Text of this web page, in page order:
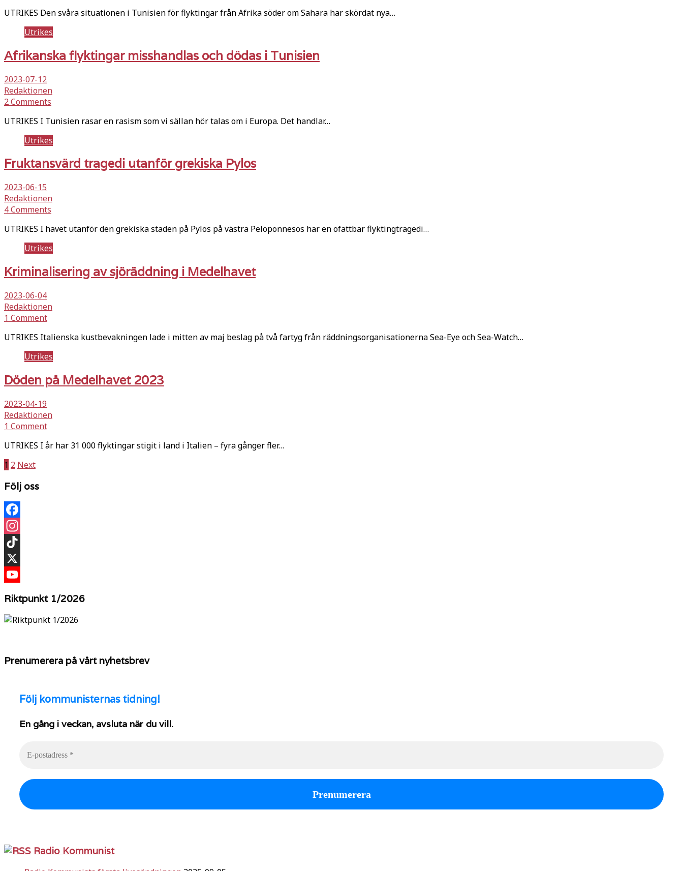
UTRIKES Den svåra situationen i Tunisien för flyktingar från Afrika söder om Sahara har skördat nya…
Utrikes
Afrikanska flyktingar misshandlas och dödas i Tunisien
2023-07-12
Redaktionen
2 Comments
UTRIKES I Tunisien rasar en rasism som vi sällan hör talas om i Europa. Det handlar…
Utrikes
Fruktansvärd tragedi utanför grekiska Pylos
2023-06-15
Redaktionen
4 Comments
UTRIKES I havet utanför den grekiska staden på Pylos på västra Peloponnesos har en ofattbar flyktingtragedi…
Utrikes
Kriminalisering av sjöräddning i Medelhavet
2023-06-04
Redaktionen
1 Comment
UTRIKES Italienska kustbevakningen lade i mitten av maj beslag på två fartyg från räddningsorganisationerna Sea-Eye och Sea-Watch…
Utrikes
Döden på Medelhavet 2023
2023-04-19
Redaktionen
1 Comment
UTRIKES I år har 31 000 flyktingar stigit i land i Italien – fyra gånger fler…
Sidnumrering
för
inlägg
1 2 Next
Följ oss
Facebook
Instagram
TikTok
X
Riktpunkt 1/2026
Prenumerera på vårt nyhetsbrev
Följ kommunisternas tidning!
En gång i veckan, avsluta när du vill.
Radio Kommunist